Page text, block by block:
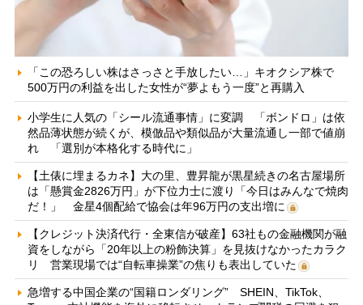
「この恐ろしい株はさっさと手放したい…」キオクシア株で
500万円の利益を出した女性が“夢よもう一度”と再購入
小学生に人気の「シール流通事情」に変調 「ボンドロ」は依
然品薄状態が続くが、模倣品や類似品が大量流通し一部で値崩
れ 「選別が本格化する時代に」
【土俵に埋まるカネ】大の里、豊昇龍が黒星続きの名古屋場所
は「懸賞金2826万円」が下位力士に渡り「今日はみんなで焼肉
だ！」 金星4個配給で協会は年96万円の支出増に
【クレジット決済代行・全東信が破産】63社もの金融機関が融
資をしながら「20年以上の粉飾決算」を見抜けなかったカラク
リ 営業現場では“自転車操業”の焦りも表出していた
急増する中国企業の“国籍ロンダリング” SHEIN、TikTok、